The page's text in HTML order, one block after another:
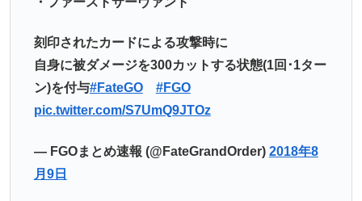
刻印されたカードによる攻撃時に
自身に被ダメージを300カットする状態(1回･1ター
ン)を付与#FateGO
#FGO
pic.twitter.com/S7UmQ9JTOz
— FGOまとめ速報 (@FateGrandOrder) 2018年8
月9日